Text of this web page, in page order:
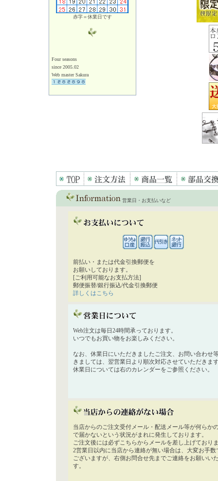
赤字＝休業日です
Four seasons
since 2005.02
Web master Sakura
営業日・お支払いなど
前払い・または代金引換郵便を
お願いしております。
[ご利用可能なお支払方法]
郵便振替/銀行振込/代金引換郵便
詳しくはこちら
Web注文は毎日24時間承っております。
いつでもお買い物をお楽しみください。
なお、休業日にいただきましたご注文、お問い合わせ
きましては、翌営業日より順次対応させていただきま
休業日については右のカレンダーをご参照ください。
当店からのご注文受付メール・配送メール等が何らか
で届かないという状況がまれに発生しております。
ご注文後には必ずこちらからメールを差し上げており
2営業日以内に当店から連絡が無い場合は、大変お手数
ございますが、右側お問合せ先までご連絡をお願いい
す。